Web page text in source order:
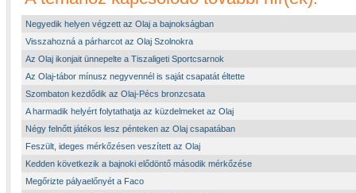
Negyedik helyen végzett az Olaj a bajnokságban
Visszahozná a párharcot az Olaj Szolnokra
Az Olaj ikonjait ünnepelte a Tiszaligeti Sportcsarnok
Az Olaj-tábor mínusz negyvennél is saját csapatát éltette
Szombaton kezdődik az Olaj-Pécs bronzcsata
A harmadik helyért folytathatja az küzdelmeket az Olaj
Négy felnőtt játékos lesz pénteken az Olaj csapatában
Feszült, ideges mérkőzésen veszített az Olaj
Kedden következik a bajnoki elődöntő második mérkőzése
Megőrizte pályaelőnyét a Faco